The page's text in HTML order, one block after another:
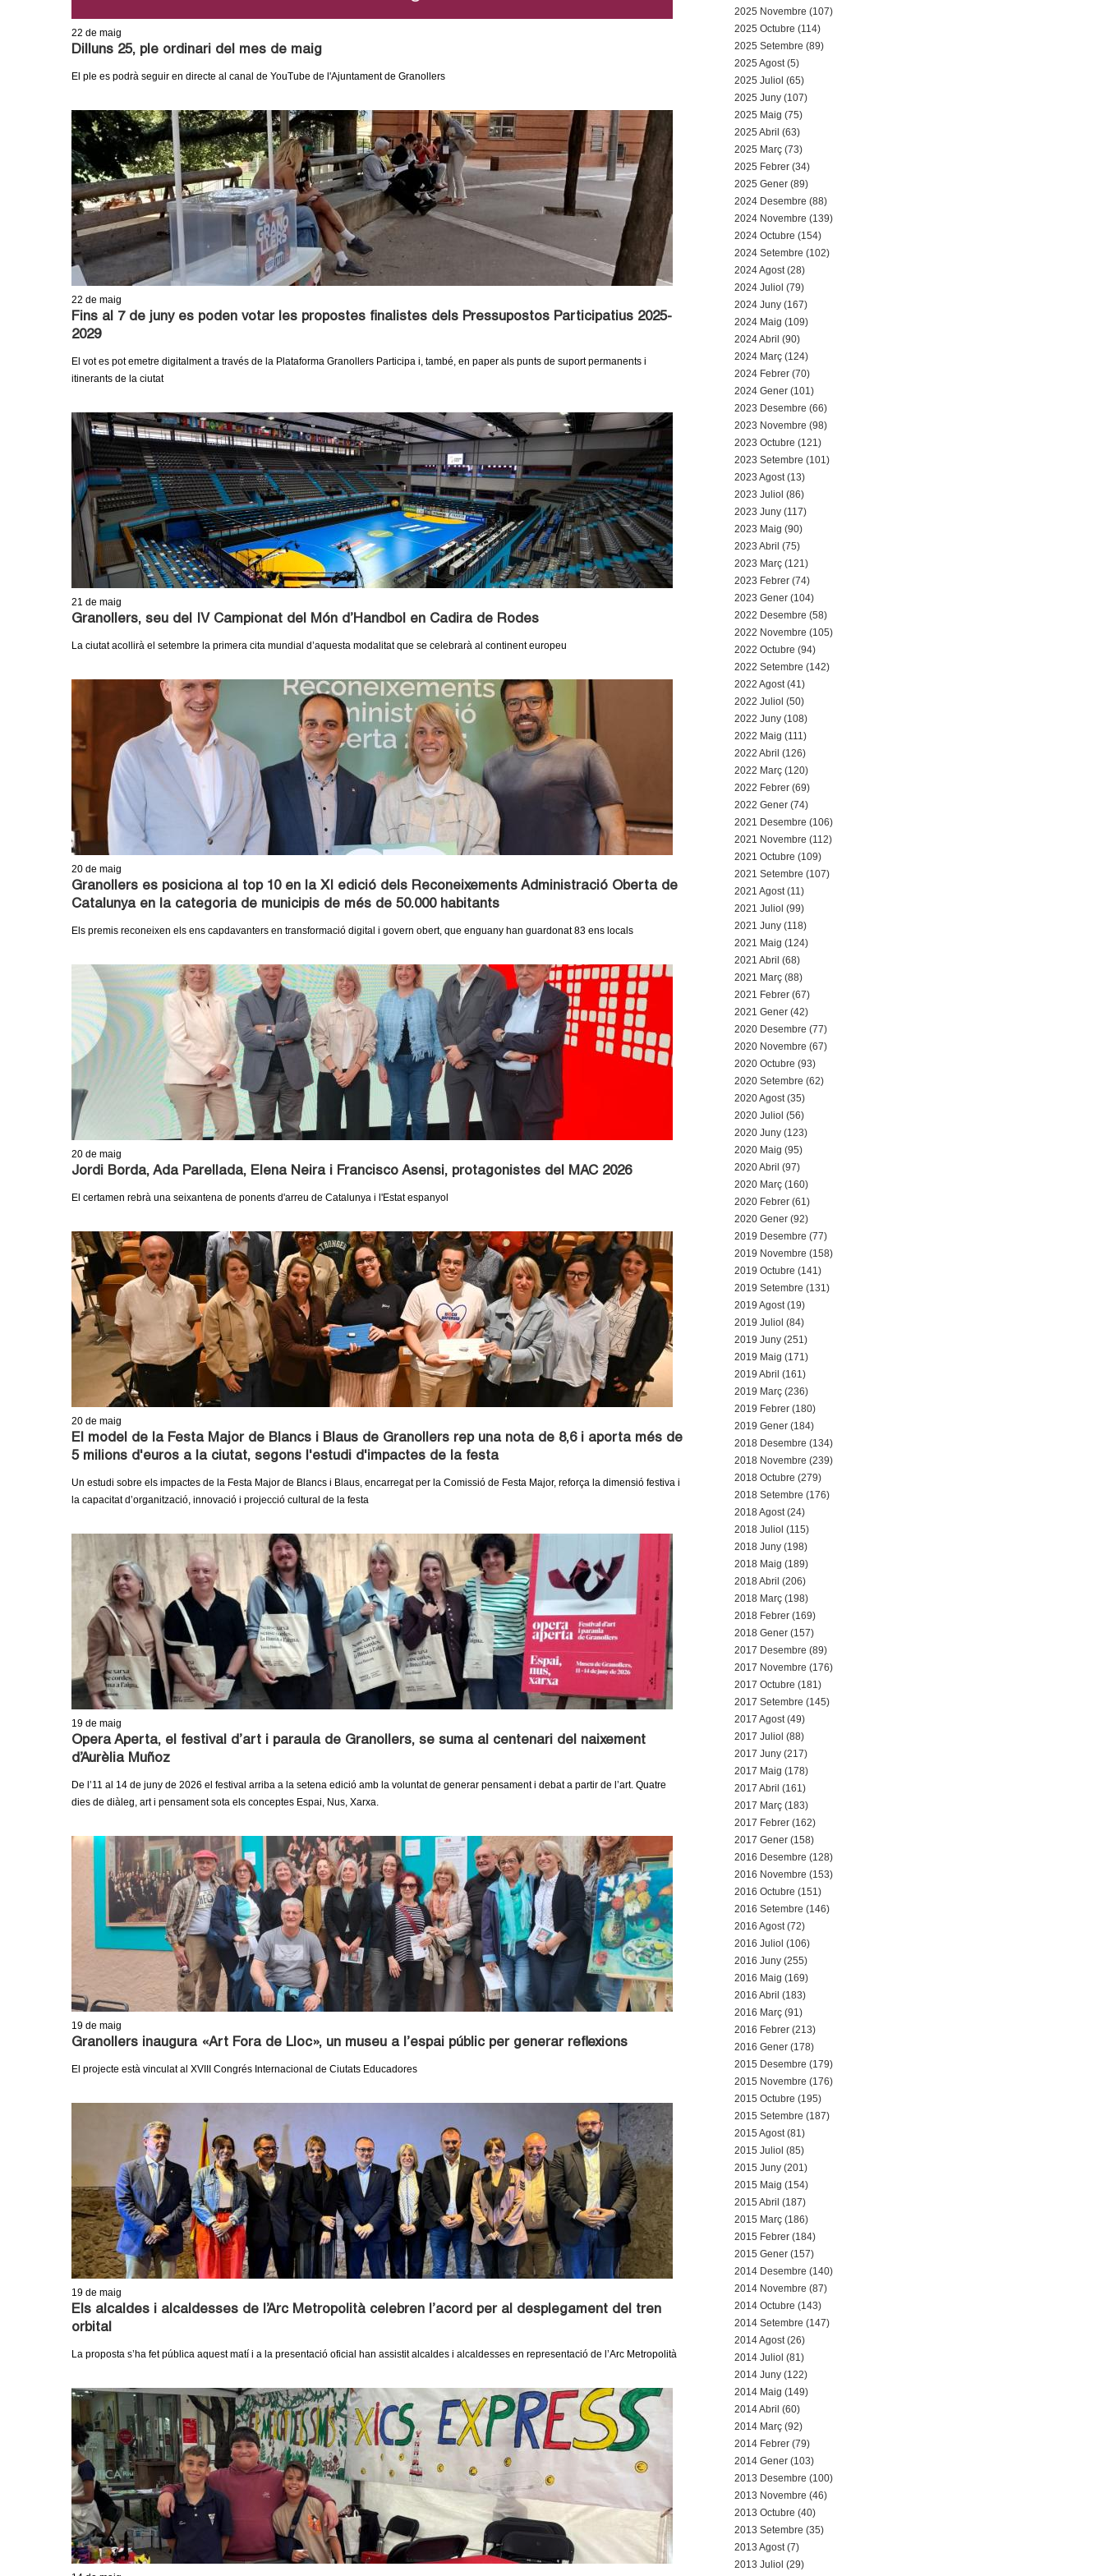
m
e
n
t
d
e
G
r
a
n
o
l
e
r
s
2025 Novembre (107)
2025 Octubre (114)
2025 Setembre (89)
2025 Agost (5)
2025 Juliol (65)
2025 Juny (107)
2025 Maig (75)
2025 Abril (63)
2025 Març (73)
2025 Febrer (34)
2025 Gener (89)
2024 Desembre (88)
2024 Novembre (139)
2024 Octubre (154)
2024 Setembre (102)
2024 Agost (28)
2024 Juliol (79)
2024 Juny (167)
2024 Maig (109)
2024 Abril (90)
2024 Març (124)
2024 Febrer (70)
2024 Gener (101)
2023 Desembre (66)
2023 Novembre (98)
2023 Octubre (121)
2023 Setembre (101)
2023 Agost (13)
2023 Juliol (86)
2023 Juny (117)
2023 Maig (90)
2023 Abril (75)
2023 Març (121)
2023 Febrer (74)
2023 Gener (104)
2022 Desembre (58)
2022 Novembre (105)
2022 Octubre (94)
2022 Setembre (142)
2022 Agost (41)
2022 Juliol (50)
2022 Juny (108)
2022 Maig (111)
2022 Abril (126)
2022 Març (120)
2022 Febrer (69)
2022 Gener (74)
2021 Desembre (106)
2021 Novembre (112)
2021 Octubre (109)
2021 Setembre (107)
2021 Agost (11)
2021 Juliol (99)
2021 Juny (118)
2021 Maig (124)
2021 Abril (68)
2021 Març (88)
2021 Febrer (67)
2021 Gener (42)
2020 Desembre (77)
2020 Novembre (67)
2020 Octubre (93)
2020 Setembre (62)
2020 Agost (35)
2020 Juliol (56)
2020 Juny (123)
2020 Maig (95)
2020 Abril (97)
2020 Març (160)
2020 Febrer (61)
2020 Gener (92)
2019 Desembre (77)
2019 Novembre (158)
2019 Octubre (141)
2019 Setembre (131)
2019 Agost (19)
2019 Juliol (84)
2019 Juny (251)
2019 Maig (171)
2019 Abril (161)
2019 Març (236)
2019 Febrer (180)
2019 Gener (184)
2018 Desembre (134)
2018 Novembre (239)
2018 Octubre (279)
2018 Setembre (176)
2018 Agost (24)
2018 Juliol (115)
2018 Juny (198)
2018 Maig (189)
2018 Abril (206)
2018 Març (198)
2018 Febrer (169)
2018 Gener (157)
2017 Desembre (89)
2017 Novembre (176)
2017 Octubre (181)
2017 Setembre (145)
2017 Agost (49)
2017 Juliol (88)
2017 Juny (217)
2017 Maig (178)
2017 Abril (161)
2017 Març (183)
2017 Febrer (162)
2017 Gener (158)
2016 Desembre (128)
2016 Novembre (153)
2016 Octubre (151)
2016 Setembre (146)
2016 Agost (72)
2016 Juliol (106)
2016 Juny (255)
2016 Maig (169)
2016 Abril (183)
2016 Març (91)
2016 Febrer (213)
2016 Gener (178)
2015 Desembre (179)
2015 Novembre (176)
2015 Octubre (195)
2015 Setembre (187)
2015 Agost (81)
2015 Juliol (85)
2015 Juny (201)
2015 Maig (154)
2015 Abril (187)
2015 Març (186)
2015 Febrer (184)
2015 Gener (157)
2014 Desembre (140)
2014 Novembre (87)
2014 Octubre (143)
2014 Setembre (147)
2014 Agost (26)
2014 Juliol (81)
2014 Juny (122)
2014 Maig (149)
2014 Abril (60)
2014 Març (92)
2014 Febrer (79)
2014 Gener (103)
2013 Desembre (100)
2013 Novembre (46)
2013 Octubre (40)
2013 Setembre (35)
2013 Agost (7)
2013 Juliol (29)
22 de maig
Dilluns 25, ple ordinari del mes de maig
El ple es podrà seguir en directe al canal de YouTube de l'Ajuntament de Granollers
22 de maig
Fins al 7 de juny es poden votar les propostes finalistes dels Pressupostos Participatius 2025-
2029
El vot es pot emetre digitalment a través de la Plataforma Granollers Participa i, també, en paper als punts de suport permanents i
itinerants de la ciutat
21 de maig
Granollers, seu del IV Campionat del Món d’Handbol en Cadira de Rodes
La ciutat acollirà el setembre la primera cita mundial d’aquesta modalitat que se celebrarà al continent europeu
20 de maig
Granollers es posiciona al top 10 en la XI edició dels Reconeixements Administració Oberta de
Catalunya en la categoria de municipis de més de 50.000 habitants
Els premis reconeixen els ens capdavanters en transformació digital i govern obert, que enguany han guardonat 83 ens locals
20 de maig
Jordi Borda, Ada Parellada, Elena Neira i Francisco Asensi, protagonistes del MAC 2026
El certamen rebrà una seixantena de ponents d'arreu de Catalunya i l'Estat espanyol
20 de maig
El model de la Festa Major de Blancs i Blaus de Granollers rep una nota de 8,6 i aporta més de
5 milions d'euros a la ciutat, segons l'estudi d'impactes de la festa
Un estudi sobre els impactes de la Festa Major de Blancs i Blaus, encarregat per la Comissió de Festa Major, reforça la dimensió festiva i
la capacitat d’organització, innovació i projecció cultural de la festa
19 de maig
Opera Aperta, el festival d’art i paraula de Granollers, se suma al centenari del naixement
d’Aurèlia Muñoz
De l’11 al 14 de juny de 2026 el festival arriba a la setena edició amb la voluntat de generar pensament i debat a partir de l’art. Quatre
dies de diàleg, art i pensament sota els conceptes Espai, Nus, Xarxa.
19 de maig
Granollers inaugura «Art Fora de Lloc», un museu a l’espai públic per generar reflexions
El projecte està vinculat al XVIII Congrés Internacional de Ciutats Educadores
19 de maig
Els alcaldes i alcaldesses de l’Arc Metropolità celebren l’acord per al desplegament del tren
orbital
La proposta s’ha fet pública aquest matí i a la presentació oficial han assistit alcaldes i alcaldesses en representació de l’Arc Metropolità